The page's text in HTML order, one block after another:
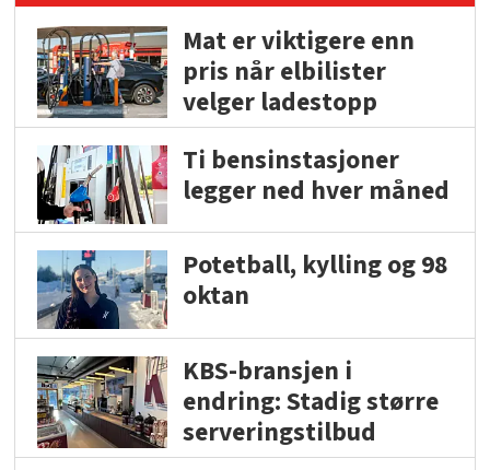
Mat er viktigere enn
pris når elbilister
velger ladestopp
Ti bensinstasjoner
legger ned hver måned
Potetball, kylling og 98
oktan
KBS-bransjen i
endring: Stadig større
serveringstilbud